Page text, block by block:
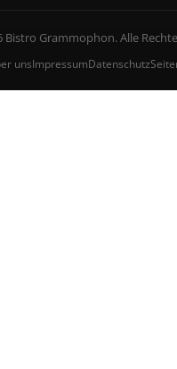
Bistro Grammophon. Alle
unsImpressumDatenschutz